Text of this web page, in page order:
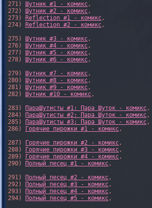
271) Шутник #1 - комикс,
272) Шутник #2 - комикс,
273)
Reflection #1 - комикс,
274)
Reflection #2 - комикс,
275) Шутник #3 - комикс,
276) Шутник #4 - комикс,
277) Шутник #5 - комикс,
278) Шутник #6 - комикс,
279) Шутник #7 - комикс,
280) Шутник #8 - комикс,
281) Шутник #9 - комикс,
282) Шутник #10 - комикс,
283)
ПараШутисты #1: Пара Шуток - комикс,
284)
ПараШутисты #2: Пара Шуток - комикс,
285)
ПараШутисты #3: Пара Шуток - комикс,
286)
Горячие пирожки #1 - комикс,
287)
Горячие пирожки #2 - комикс,
288)
Горячие пирожки #3 - комикс,
289)
Горячие пирожки #4 - комикс,
290)
Полный песец #1 - комикс,
291)
Полный песец #2 - комикс,
292)
Полный песец #3 - комикс,
293)
Полный песец #4 - комикс,
294)
Полный песец #5 - комикс,